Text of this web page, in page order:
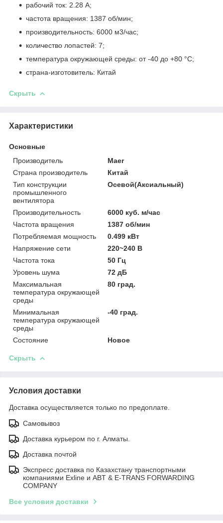
рабочий ток: 2.28 А;
частота вращения: 1387 об/мин;
производительность: 6000 м3/час;
количество лопастей: 7;
температура окружающей среды: от -40 до +80 °С;
страна-изготовитель: Китай
Скрыть
Характеристики
Основные
Производитель
Maer
Страна производитель
Китай
Тип конструкции
промышленного
вентилятора
Осевой(Аксиальный)
Производительность
6000 куб. м/час
Частота вращения
1387 об/мин
Потребляемая мощность
0.499 кВт
Напряжение сети
220~240 В
Частота тока
50 Гц
Уровень шума
72 дБ
Максимальная
температура окружающей
среды
80 град.
Минимальная
температура окружающей
среды
-40 град.
Состояние Новое
Скрыть
Условия доставки
Доставка осуществляется только по предоплате.
Самовывоз
Доставка курьером по г. Алматы.
Доставка почтой
Экспресс доставка по Казахстану транспортными
компаниями Exline и ABT & E-TRANS FORWARDING
COMPANY
Все условия доставки